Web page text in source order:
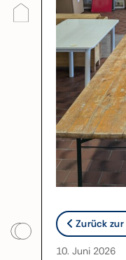
Zurück
10. Juni 2026